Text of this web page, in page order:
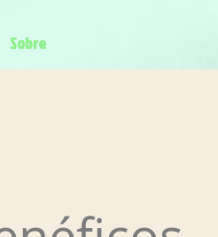
Sobre